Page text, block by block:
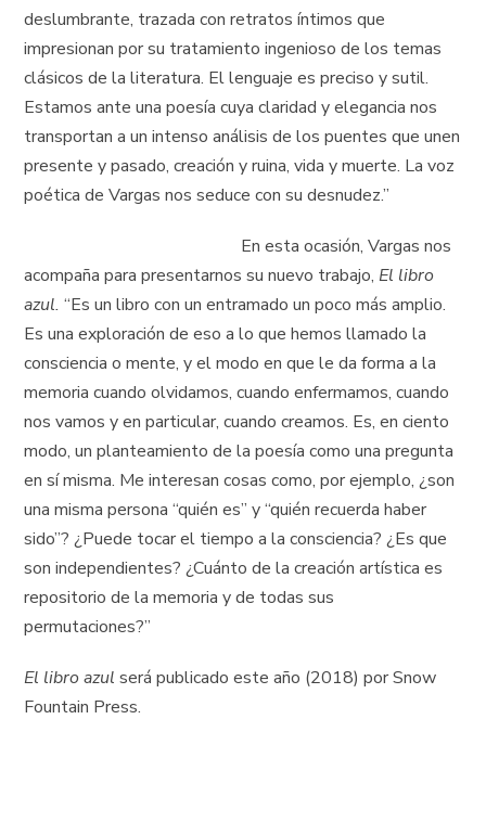
deslumbrante, trazada con retratos íntimos que
impresionan por su tratamiento ingenioso de los temas
clásicos de la literatura. El lenguaje es preciso y sutil.
Estamos ante una poesía cuya claridad y elegancia nos
transportan a un intenso análisis de los puentes que unen
presente y pasado, creación y ruina, vida y muerte. La voz
poética de Vargas nos seduce con su desnudez.”
En esta ocasión, Vargas nos
acompaña para presentarnos su nuevo trabajo,El libro
azul.“Es un libro con un entramado un poco más amplio.
Es una exploración de eso a lo que hemos llamado la
consciencia o mente, y el modo en que le da forma a la
memoria cuando olvidamos, cuando enfermamos, cuando
nos vamos y en particular, cuando creamos. Es, en ciento
modo, un planteamiento de la poesía como una pregunta
en sí misma. Me interesan cosas como, por ejemplo, ¿son
una misma persona “quién es” y “quién recuerda haber
sido”? ¿Puede tocar el tiempo a la consciencia? ¿Es que
son independientes? ¿Cuánto de la creación artística es
repositorio de la memoria y de todas sus
permutaciones?”
El libro azulserá publicado este año (2018) por Snow
Fountain Press.